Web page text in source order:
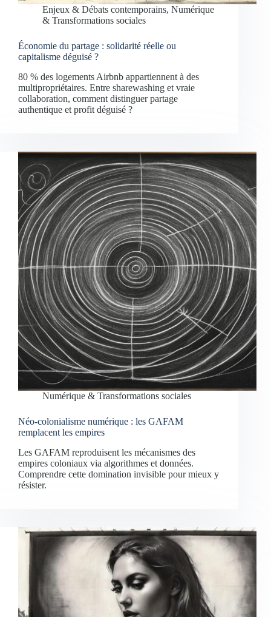
Enjeux & Débats contemporains, Numérique
& Transformations sociales
Économie du partage : solidarité réelle ou
capitalisme déguisé ?
80 % des logements Airbnb appartiennent à des
multipropriétaires. Entre sharewashing et vraie
collaboration, comment distinguer partage
authentique et profit déguisé ?
Numérique & Transformations sociales
Néo-colonialisme numérique : les GAFAM
remplacent les empires
Les GAFAM reproduisent les mécanismes des
empires coloniaux via algorithmes et données.
Comprendre cette domination invisible pour mieux y
résister.